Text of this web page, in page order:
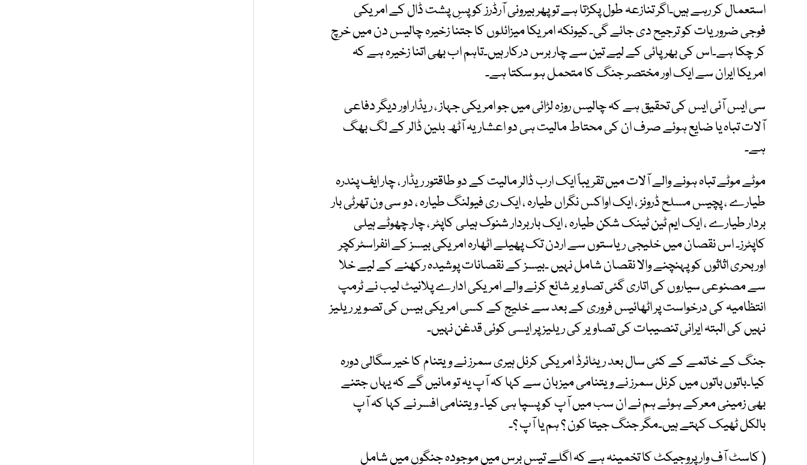
استعمال کر رہے ہیں۔اگر تنازعہ طول پکڑتا ہے تو پھر بیرونی آرڈرز کو پسِ پشت ڈال کے امریکی
فوجی ضروریات کو ترجیح دی جائے گی۔کیونکہ امریکا میزائلوں کا جتنا زخیرہ چالیس دن میں خرچ
کر چکا ہے۔اس کی بھرپائی کے لیے تین سے چار برس درکار ہیں۔تاہم اب بھی اتنا زخیرہ ہے کہ
امریکا ایران سے ایک اور مختصر جنگ کا متحمل ہو سکتا ہے۔
سی ایس آئی ایس کی تحقیق ہے کہ چالیس روزہ لڑائی میں جو امریکی جہاز ، ریڈار اور دیگر دفاعی
آلات تباہ یا ضایع ہوئے صرف ان کی محتاط مالیت ہی دو اعشاریہ آٹھ بلین ڈالر کے لگ بھگ
ہے۔
موٹے موٹے تباہ ہونے والے آلات میں تقریباً ایک ارب ڈالر مالیت کے دو طاقتور ریڈار ، چار ایف پندرہ
طیارے ، پچیس مسلح ڈرونز ، ایک اواکس نگراں طیارہ ، ایک ری فیولنگ طیارہ ، دو سی ون تھرٹی بار
بردار طیارے ، ایک ایم ٹین ٹینک شکن طیارہ ، ایک باربردار شنوک ہیلی کاپٹر ، چار چھوٹے ہیلی
کاپٹرز۔ اس نقصان میں خلیجی ریاستوں سے اردن تک پھیلے اٹھارہ امریکی بیسز کے انفراسٹرکچر
اور بحری اثاثوں کو پہنچنے والا نقصان شامل نہیں ۔بیسز کے نقصانات پوشیدہ رکھنے کے لیے خلا
سے مصنوعی سیاروں کی اتاری گئی تصاویر شائع کرنے والے امریکی ادارے پلانیٹ لیب نے ٹرمپ
انتظامیہ کی درخواست پر اٹھائیس فروری کے بعد سے خلیج کے کسی امریکی بیس کی تصویر ریلیز
نہیں کی البتہ ایرانی تنصیبات کی تصاویر کی ریلیز پر ایسی کوئی قدغن نہیں۔
جنگ کے خاتمے کے کئی سال بعد ریٹائرڈ امریکی کرنل ہیری سمرز نے ویتنام کا خیر سگالی دورہ
کیا۔باتوں باتوں میں کرنل سمرز نے ویتنامی میزبان سے کہا کہ آپ یہ تو مانیں گے کہ یہاں جتنے
بھی زمینی معرکے ہوئے ہم نے ان سب میں آپ کو پسپا ہی کیا۔ ویتنامی افسر نے کہا کہ آپ
بالکل ٹھیک کہتے ہیں۔مگر جنگ جیتا کون ؟ ہم یا آپ ؟۔
( کاسٹ آف وار پروجیکٹ کا تخمینہ ہے کہ اگلے تیس برس میں موجودہ جنگوں میں شامل